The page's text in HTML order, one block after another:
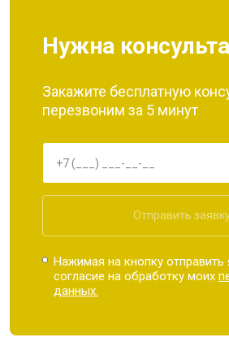
Нужна
Закажите бесплатную
перезвоним за 5 минут
Отправить
Нажимая на кнопку
согласие на обработку моих
данных.